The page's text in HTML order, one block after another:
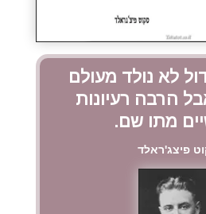
לא נולד מעולם
הרבה רעיונות
מתו שם.
פיצג'ראלד